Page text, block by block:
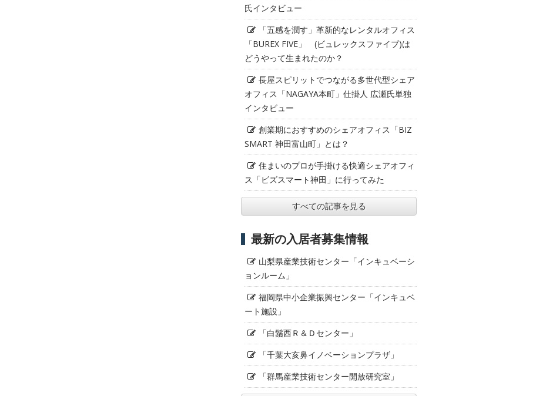
氏インタビュー
「五感を潤す」革新的なレンタルオフィス
「BUREX FIVE」 (ビュレックスファイブ)は
どうやって生まれたのか？
長屋スピリットでつながる多世代型シェア
オフィス「NAGAYA本町」仕掛人 広瀬氏単独
インタビュー
創業期におすすめのシェアオフィス「BIZ
SMART 神田富山町」とは？
住まいのプロが手掛ける快適シェアオフィ
ス「ビズスマート神田」に行ってみた
すべての記事を見る
最新の入居者募集情報
山梨県産業技術センター「インキュベーシ
ョンルーム」
福岡県中小企業振興センター「インキュベ
ート施設」
「白鬚西Ｒ＆Ｄセンター」
「千葉大亥鼻イノベーションプラザ」
「群馬産業技術センター開放研究室」